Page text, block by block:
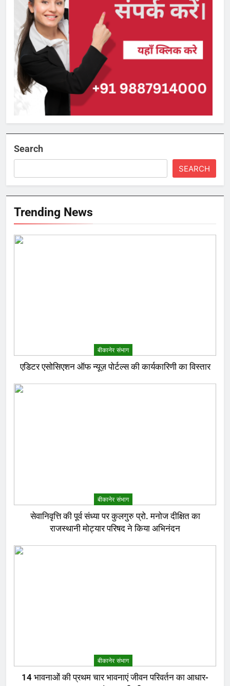
Search
SEARCH
Trending News
बीकानेर संभाग
एडिटर एसोसिएशन ऑफ न्यूज़ पोर्टल्स की कार्यकारिणी का विस्तार
बीकानेर संभाग
सेवानिवृत्ति की पूर्व संध्या पर कुलगुरु प्रो. मनोज दीक्षित का
राजस्थानी मोट्यार परिषद ने किया अभिनंदन
बीकानेर संभाग
14 भावनाओं की प्रथम चार भावनाएं जीवन परिवर्तन का आधार-